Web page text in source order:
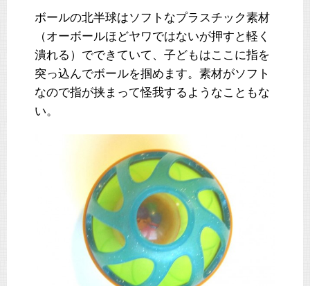
ボールの北半球はソフトなプラスチック素材
（オーボールほどヤワではないが押すと軽く
潰れる）でできていて、子どもはここに指を
突っ込んでボールを掴めます。素材がソフト
なので指が挟まって怪我するようなこともな
い。